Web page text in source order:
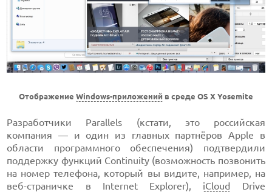
Отображение Windows-приложений в среде OS X Yosemite
Разработчики Parallels (кстати, это российская
компания — и один из главных партнёров Apple в
области программного обеспечения) подтвердили
поддержку функций Continuity (возможность позвонить
на номер телефона, который вы видите, например, на
веб-страничке в Internet Explorer), iCloud Drive